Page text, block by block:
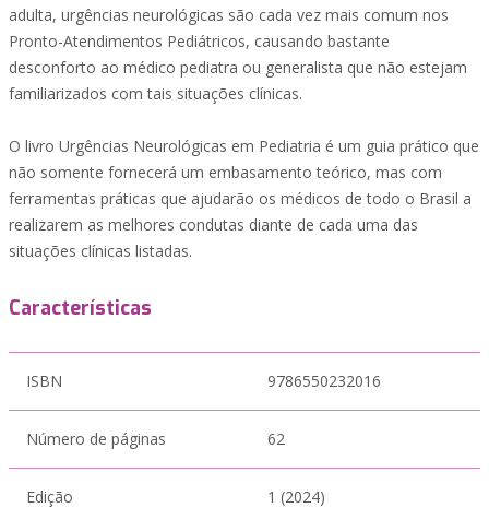
adulta, urgências neurológicas são cada vez mais comum nos
Pronto-Atendimentos Pediátricos, causando bastante
desconforto ao médico pediatra ou generalista que não estejam
familiarizados com tais situações clínicas.
O livro Urgências Neurológicas em Pediatria é um guia prático que
não somente fornecerá um embasamento teórico, mas com
ferramentas práticas que ajudarão os médicos de todo o Brasil a
realizarem as melhores condutas diante de cada uma das
situações clínicas listadas.
Características
ISBN 9786550232016
Número de páginas 62
Edição 1 (2024)